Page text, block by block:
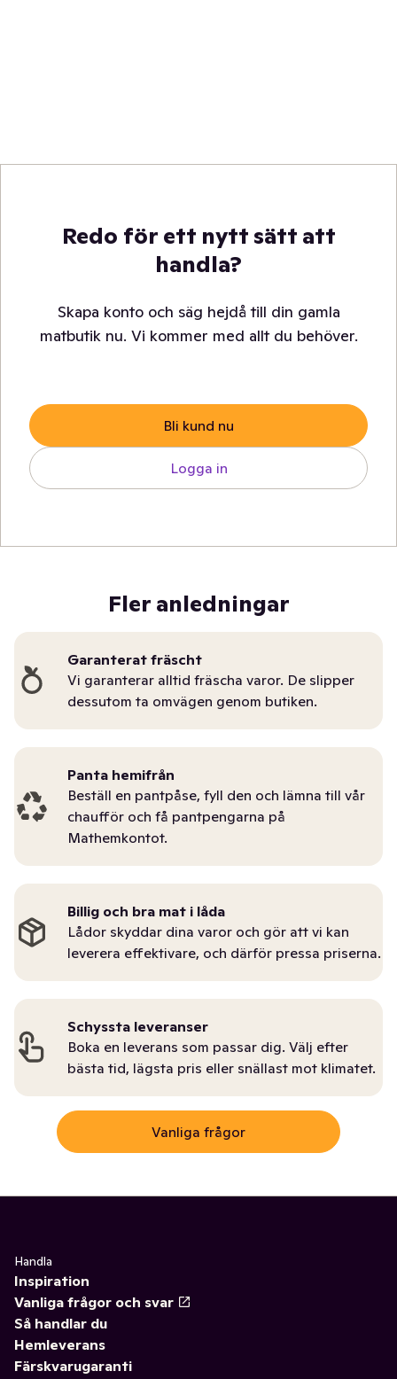
Redo för ett nytt sätt att
handla?
Skapa konto och säg hejdå till din gamla
matbutik nu. Vi kommer med allt du behöver.
Bli kund nu
Logga in
Fler anledningar
Garanterat fräscht
Vi garanterar alltid fräscha varor. De slipper
dessutom ta omvägen genom butiken.
Panta hemifrån
Beställ en pantpåse, fyll den och lämna till vår
chaufför och få pantpengarna på
Mathemkontot.
Billig och bra mat i låda
Lådor skyddar dina varor och gör att vi kan
leverera effektivare, och därför pressa priserna.
Schyssta leveranser
Boka en leverans som passar dig. Välj efter
bästa tid, lägsta pris eller snällast mot klimatet.
Vanliga frågor
Handla
Inspiration
Vanliga frågor och svar
Så handlar du
Hemleverans
Färskvarugaranti